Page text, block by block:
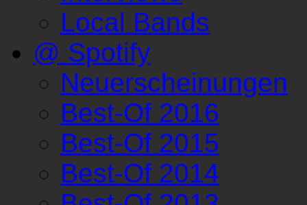
Local Bands
@ Spotify
Neuerscheinungen
Best-Of 2016
Best-Of 2015
Best-Of 2014